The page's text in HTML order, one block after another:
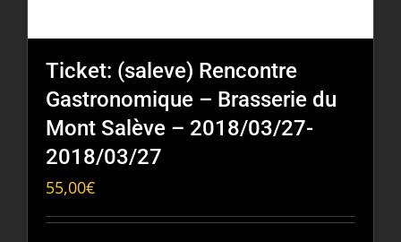
Ticket: (saleve) Rencontre
Gastronomique – Brasserie du
Mont Salève – 2018/03/27-
2018/03/27
55,00€